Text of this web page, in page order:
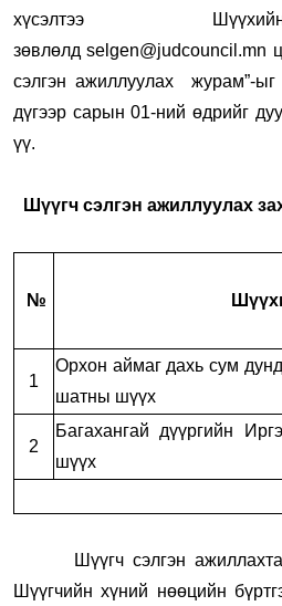
хүсэлтээ
зөвлөлдselgen@judcouncil.mn
сэлгэн ажиллуулах журам”-
дүгээр сарын 01-ний өдрийг
үү.
Шүүгч сэлгэн ажиллуулах
№
1
Орхон аймаг дахь сум
шатны шүүх
2
Багахангай дүүргийн
шүүх
Шүүгч сэлгэн ажиллахтай
Шүүгчийн хүний нөөцийн